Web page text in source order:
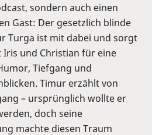
sondern auch einen
Gast: Der gesetzlich blinde
Turga ist mit dabei und sorgt
Iris und Christian für eine
Tiefgang und
Timur erzählt von
– ursprünglich wollte er
doch seine
machte diesen Traum